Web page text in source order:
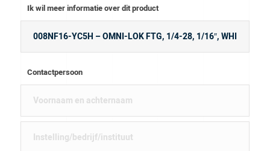
Ik wil meer informatie over dit product
Contactpersoon